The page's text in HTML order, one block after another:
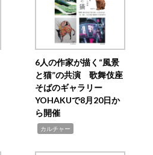
6人の作家が描く“風景
と猫”の共演 歌舞伎座
そばのギャラリー
YOHAKUで8月20日か
ら開催
カルチャー